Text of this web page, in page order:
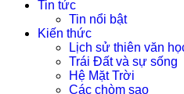
Tin tức
Tin nổi bật
Kiến thức
Lịch sử thiên văn
Trái Đất và sự sống
Hệ Mặt Trời
Các chòm sao